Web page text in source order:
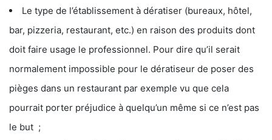
Le type de l’établissement à dératiser (bureaux, hôtel,
bar, pizzeria, restaurant, etc.) en raison des produits dont
doit faire usage le professionnel. Pour dire qu’il serait
normalement impossible pour le dératiseur de poser des
pièges dans un restaurant par exemple vu que cela
pourrait porter préjudice à quelqu’un même si ce n’est pas
le but ;